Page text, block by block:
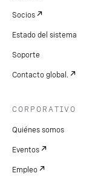
Socios
Estado del sistema
Soporte
Contacto global.
CORPORATIVO
Quiénes somos
Eventos
Empleo